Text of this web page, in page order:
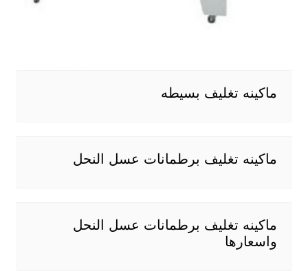
ماكينه تغليف بسيطه
ماكينه تغليف برطمانات عسل النحل
ماكينه تغليف برطمانات عسل النحل
واسعارها